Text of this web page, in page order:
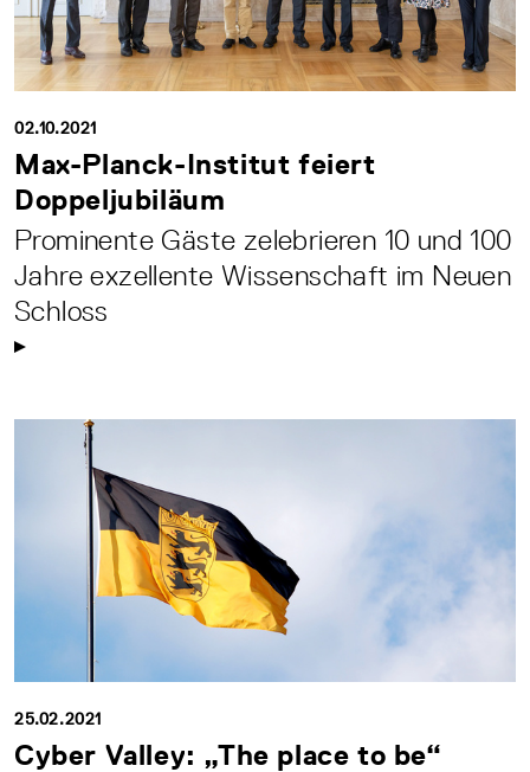
02.10.2021
Max-Planck-Institut feiert
Doppeljubiläum
Prominente Gäste zelebrieren 10 und 100
Jahre exzellente Wissenschaft im Neuen
Schloss
25.02.2021
Cyber Valley: „The place to be“